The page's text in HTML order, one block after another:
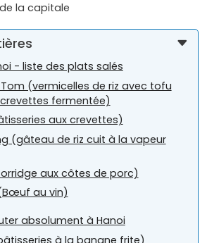
la capitale
- liste des plats salés
Tom (vermicelles de riz avec tofu
fermentée)
aux crevettes)
(gâteau de riz cuit à la vapeur
aux côtes de porc)
au vin)
absolument à Hanoi
à la banane frite)